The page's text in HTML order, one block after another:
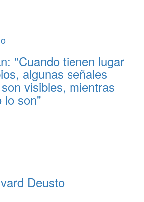
"Cuando tienen lugar
algunas señales
visibles, mientras
lo son"
Deusto